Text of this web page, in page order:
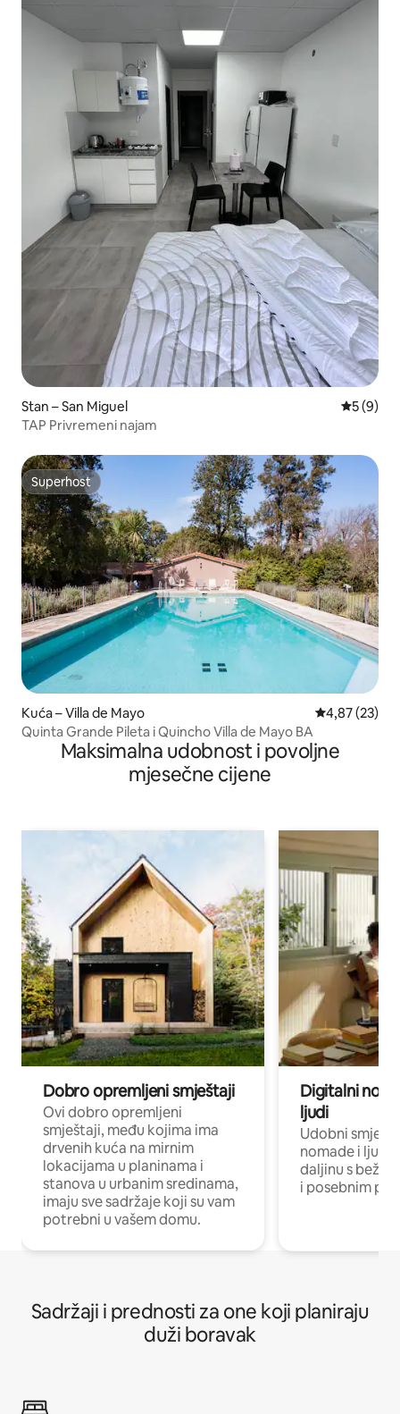
Stan – San Miguel
5 (9)
TAP Privremeni najam
Superhost
Superhost
Kuća – Villa de Mayo Prosječna
4,87 (23)
Quinta Grande Pileta i Quincho Villa de Mayo BA
Maksimalna udobnost i povoljne
mjesečne cijene
Dobro opremljeni smještaji
Ovi dobro opremljeni
smještaji, među kojima ima
drvenih kuća na mirnim
lokacijama u planinama i
stanova u urbanim sredinama,
imaju sve sadržaje koji su vam
potrebni u vašem domu.
Digitalni
ljudi
Udobni
nomade i ljude
daljinu s
i posebnim
Sadržaji i prednosti za one koji planiraju
duži boravak